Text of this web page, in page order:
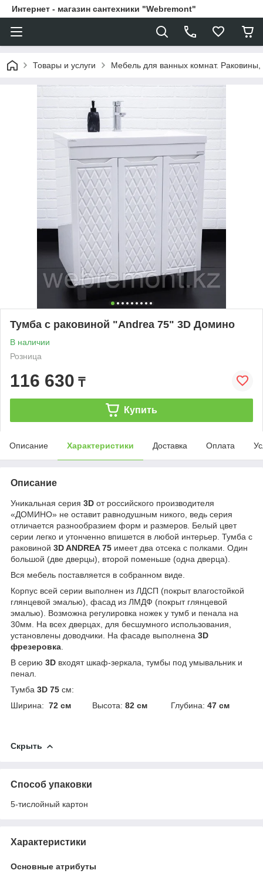
Интернет - магазин сантехники "Webremont"
Товары и услуги Мебель для ванных комнат.
Тумба с раковиной "Andrea 75" 3D Домино
В наличии
Розница
116 630 ₸
Купить
Описание Характеристики Доставка Оплата
Описание
Уникальная серия 3D от российского производителя
«ДОМИНО» не оставит равнодушным никого, ведь серия
отличается разнообразием форм и размеров. Белый цвет
серии легко и утонченно впишется в любой интерьер. Тумба с
раковиной 3D ANDREA 75 имеет два отсека с полками. Один
большой (две дверцы), второй поменьше (одна дверца).
Вся мебель поставляется в собранном виде.
Корпус всей серии выполнен из ЛДСП (покрыт влагостойкой
глянцевой эмалью), фасад из ЛМДФ (покрыт глянцевой
эмалью). Возможна регулировка ножек у тумб и пенала на
30мм. На всех дверцах, для бесшумного использования,
установлены доводчики. На фасаде выполнена 3D
фрезеровка
В серию 3D входят шкаф-зеркала, тумбы под умывальник и
пенал.
Тумба 3D 75 см:
Ширина: 72 см Высота: 82 см Глубина: 47 см
Скрыть
Способ упаковки
5-тислойный картон
Характеристики
Основные атрибуты